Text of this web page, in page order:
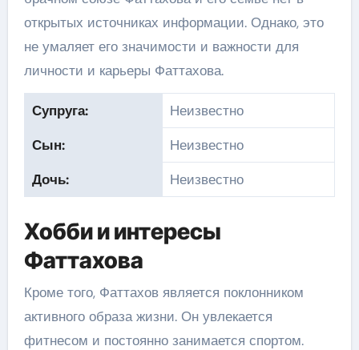
открытых источниках информации. Однако, это
не умаляет его значимости и важности для
личности и карьеры Фаттахова.
Супруга:
Неизвестно
Сын:
Неизвестно
Дочь:
Неизвестно
Хобби и интересы
Фаттахова
Кроме того, Фаттахов является поклонником
активного образа жизни. Он увлекается
фитнесом и постоянно занимается спортом.